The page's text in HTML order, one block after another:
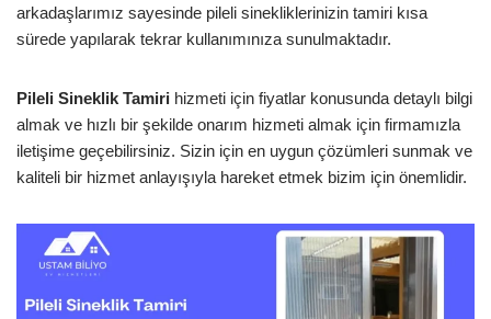
arkadaşlarımız sayesinde pileli sinekliklerinizin tamiri kısa
sürede yapılarak tekrar kullanımınıza sunulmaktadır.
Pileli Sineklik Tamiri hizmeti için fiyatlar konusunda detaylı bilgi
almak ve hızlı bir şekilde onarım hizmeti almak için firmamızla
iletişime geçebilirsiniz. Sizin için en uygun çözümleri sunmak ve
kaliteli bir hizmet anlayışıyla hareket etmek bizim için önemlidir.